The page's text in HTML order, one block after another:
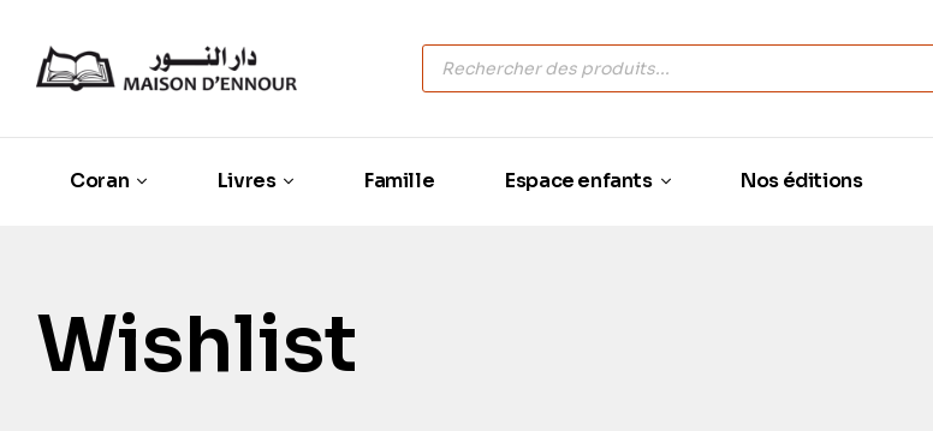
Coran Livres Famille Espace enfants Nos éditions
Wishlist